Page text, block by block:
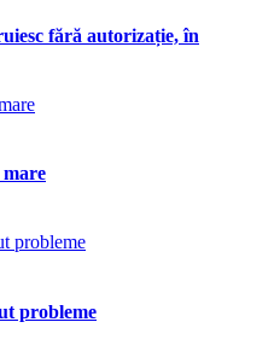
fără autorizație, în
mare
probleme